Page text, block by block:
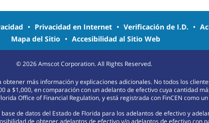
• Privacidad en Internet • Verificación de I.D. •
Mapa del Sitio • Accesibilidad al Sitio Web
©2026Amscot Corporation. All Rights Reserved.
más información y explicaciones adicionales. No todos los
$1,000, en comparación con un adelanto de efectivo cuya cantidad
Office of Financial Regulation, y está registrada con FinCEN como
de datos del Estado de Florida para los adelantos de efectivo y
de obtener adelantos de efectivo y/o adelantos de efectivo con